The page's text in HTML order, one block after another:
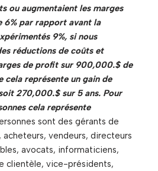
ou augmentaient les marges
6% par rapport avant la
9%, si nous
réductions de coûts et
de profit sur 900,000.$ de
cela représente un gain de
270,000.$ sur 5 ans. Pour
cela représente
sont des gérants de
vendeurs, directeurs
avocats, informaticiens,
clientèle, vice-présidents,